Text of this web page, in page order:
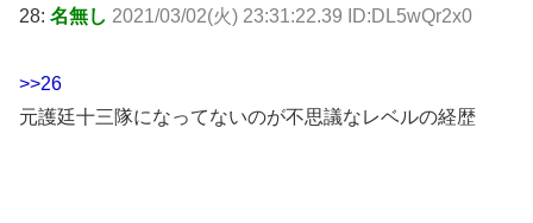
28: 名無し 2021/03/02(火) 23:31:22.39 ID:DL5wQr2x0
>>26
元護廷十三隊になってないのが不思議なレベルの経歴